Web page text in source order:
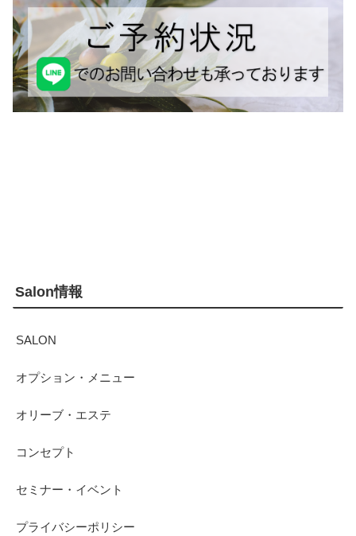
Salon情報
SALON
オプション・メニュー
オリーブ・エステ
コンセプト
セミナー・イベント
プライバシーポリシー